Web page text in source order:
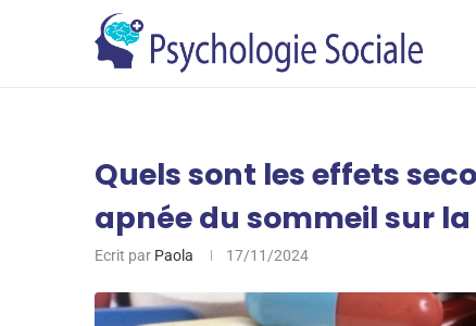
Quels sont les effets
apnée du sommeil sur
Ecrit par Paola 17/11/2024